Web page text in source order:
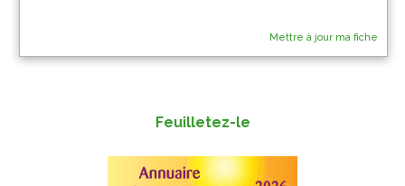
Mettre à jour ma fiche
Feuilletez-le